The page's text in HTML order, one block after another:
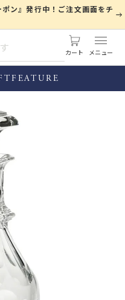
ン』発行中！ご注文画面をチ
カート
FEATURE